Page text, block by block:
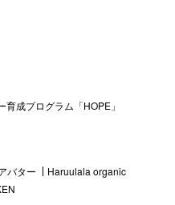
育成プログラム「HOPE」
バター
Haruulala organic